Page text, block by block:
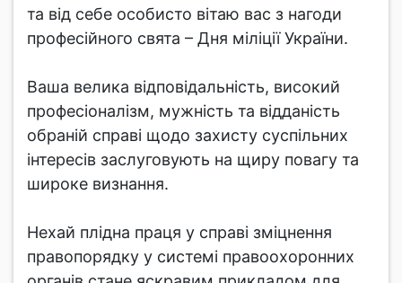
та від себе особисто вітаю вас з нагоди
професійного свята – Дня міліції України.
Ваша велика відповідальність, високий
професіоналізм, мужність та відданість
обраній справі щодо захисту суспільних
інтересів заслуговують на щиру повагу та
широке визнання.
Нехай плідна праця у справі зміцнення
правопорядку у системі правоохоронних